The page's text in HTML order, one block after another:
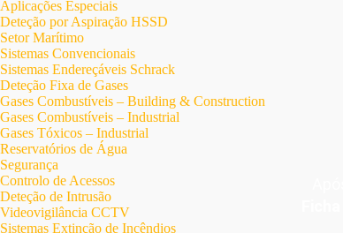
Aplicações Especiais
Deteção por Aspiração HSSD
Setor Marítimo
Sistemas Convencionais
Sistemas Endereçáveis Schrack
Deteção Fixa de Gases
Gases Combustíveis – Building & Construction
Gases Combustíveis – Industrial
Gases Tóxicos – Industrial
Reservatórios de Água
Segurança
Controlo de Acessos
Deteção de Intrusão
Videovigilância CCTV
Sistemas Extinção de Incêndios